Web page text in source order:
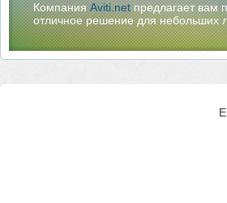
КомпанияAviti.netпредлагает вам
отличное решение для небольших